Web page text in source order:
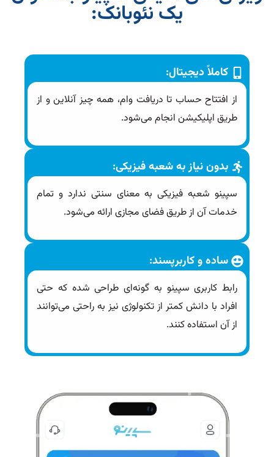
یک نئوبانک:
کاملاً دیجیتال:
از افتتاح حساب تا دریافت وام، همه چیز آنلاین و از
طریق اپلیکیشن انجام می‌شود.
بدون نیاز به شعبه فیزیکی:
سپینو شعبه فیزیکی به معنای سنتی ندارد و تمام
خدمات آن از طریق فضای مجازی ارائه می‌شود.
ساده و کاربرپسند:
رابط کاربری سپینو به گونه‌ای طراحی شده که حتی
افراد با دانش کمتر از تکنولوژی نیز به راحتی می‌توانند
از آن استفاده کنند.